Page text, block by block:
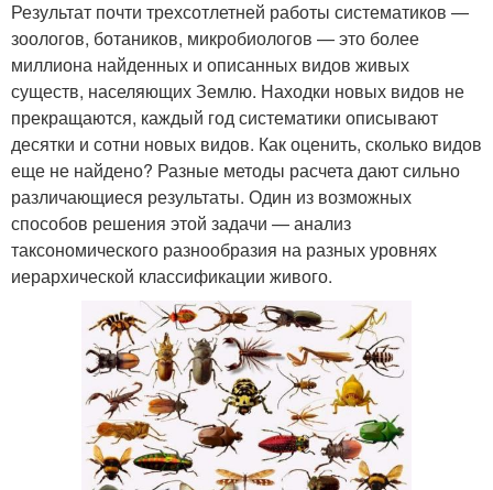
Результат почти трехсотлетней работы систематиков —
зоологов, ботаников, микробиологов — это более
миллиона найденных и описанных видов живых
существ, населяющих Землю. Находки новых видов не
прекращаются, каждый год систематики описывают
десятки и сотни новых видов. Как оценить, сколько видов
еще не найдено? Разные методы расчета дают сильно
различающиеся результаты. Один из возможных
способов решения этой задачи — анализ
таксономического разнообразия на разных уровнях
иерархической классификации живого.